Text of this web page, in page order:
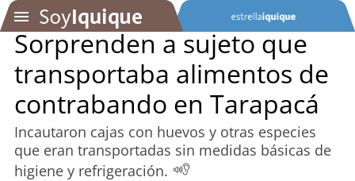
SOYTV
Podcast
Actualidad
Sorprenden a sujeto que
transportaba alimentos de
contrabando en Tarapacá
Incautaron cajas con huevos y otras especies
que eran transportadas sin medidas básicas de
higiene y refrigeración.